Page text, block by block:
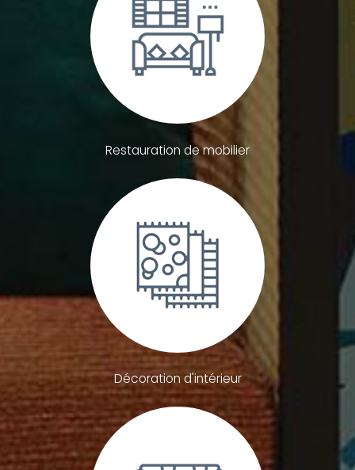
Restauration de mobilier
Décoration d'intérieur